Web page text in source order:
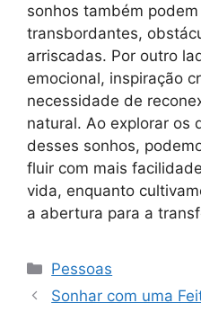
sonhos também
transbordantes,
arriscadas. Por outro
emocional, inspiração
necessidade de
natural. Ao explorar os
desses sonhos,
fluir com mais
vida, enquanto
a abertura para a
Categorias
Pessoas
Sonhar com uma